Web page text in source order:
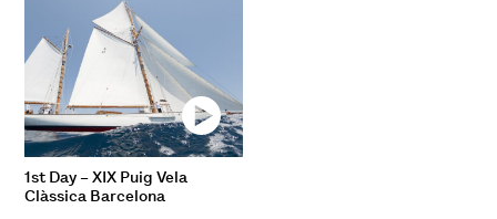
1st Day – XIX Puig Vela
Clàssica Barcelona